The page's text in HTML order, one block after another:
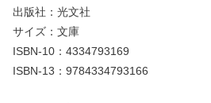
出版社：光文社
サイズ：文庫
ISBN-10：4334793169
ISBN-13：9784334793166